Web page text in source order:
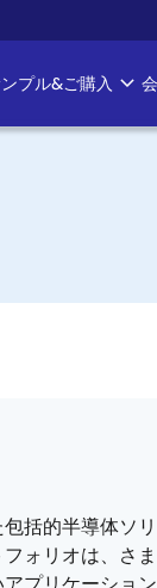
プル&ご購入
括的半導体
ォリオは、